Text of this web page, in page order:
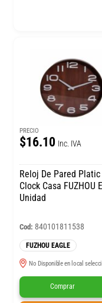
PRECIO
$16.10 Inc. IVA
Reloj De Pared Platic
Clock Casa FUZHOU
Unidad
Cod: 840101811538
FUZHOU EAGLE
No Disponible en local
Comprar